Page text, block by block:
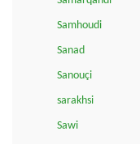
Samhoudi
Sanad
Sanouçi
sarakhsi
Sawi